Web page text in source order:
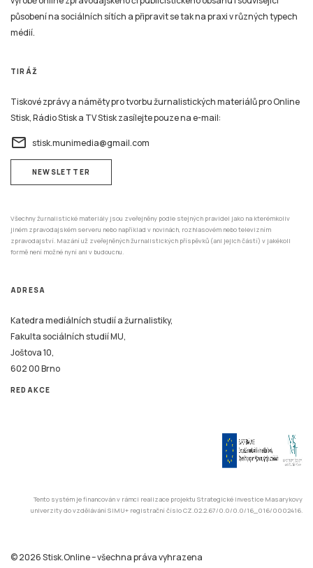
působení na sociálních sítích a připravit se tak na praxi v různých typech
médií.
TIRÁŽ
Tiskové zprávy a náměty pro tvorbu žurnalistických materiálů pro Online
Stisk, Rádio Stisk a TV Stisk zasílejte pouze na e-mail:
email stisk.munimedia@gmail.com
NEWSLETTER
Všechny žurnalistické materiály jsou zveřejněny podle stejných pravidel jako na kterémkoliv
jiném zpravodajském serveru nebo například v novinách, rozhlasovém nebo televizním
zpravodajství. Mazání už zveřejněných žurnalistických příspěvků (ani jejich částí) v jakékoli
formě není možné nyní ani v budoucnu.
ADRESA
Katedra mediálních studií a žurnalistiky,
Fakulta sociálních studií MU,
Joštova 10,
602 00 Brno
REDAKCE
Tento systém je financován v rámci realizace projektu Strategické investice Masarykovy
univerzity do vzdělávání SIMU+ registrační číslo CZ.02.2.67/0.0/0.0/16_016/0002416.
© 2026 Stisk.Online – všechna práva vyhrazena